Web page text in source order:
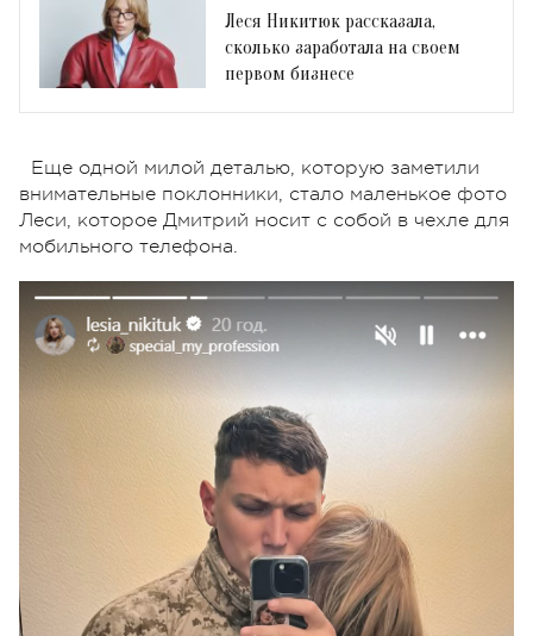
Леся Никитюк рассказала,
сколько заработала на своем
первом бизнесе
Еще одной милой деталью, которую заметили
внимательные поклонники, стало маленькое фото
Леси, которое Дмитрий носит с собой в чехле для
мобильного телефона.